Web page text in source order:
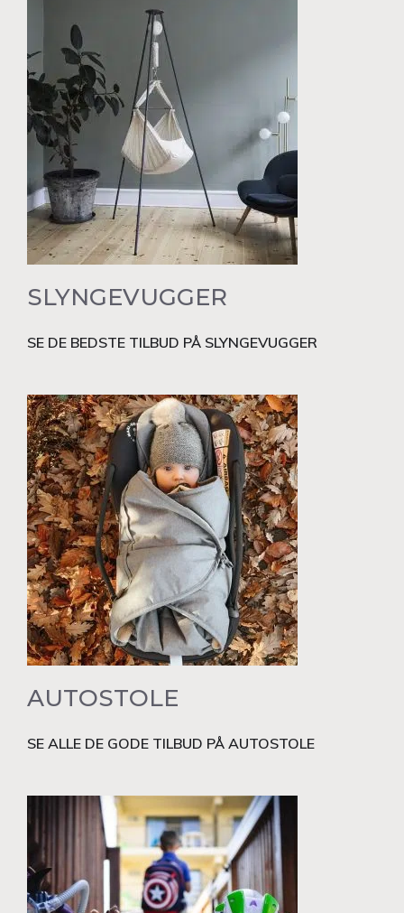
SLYNGEVUGGER
SE DE BEDSTE TILBUD PÅ SLYNGEVUGGER
AUTOSTOLE
SE ALLE DE GODE TILBUD PÅ AUTOSTOLE